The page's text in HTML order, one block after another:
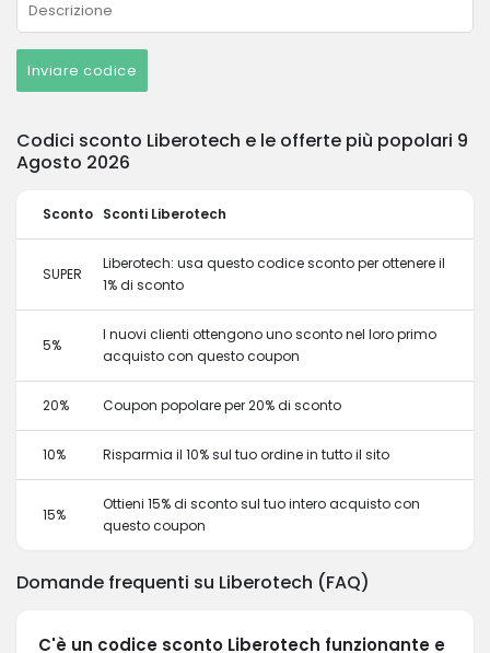
Inviare codice
Codici sconto Liberotech e le offerte più popolari 9
Agosto 2026
Sconto Sconti Liberotech
SUPER
Liberotech: usa questo codice sconto per ottenere il
1% di sconto
5%
I nuovi clienti ottengono uno sconto nel loro primo
acquisto con questo coupon
20% Coupon popolare per 20% di sconto
10% Risparmia il 10% sul tuo ordine in tutto il sito
15%
Ottieni 15% di sconto sul tuo intero acquisto con
questo coupon
Domande frequenti su Liberotech (FAQ)
C'è un codice sconto Liberotech funzionante e